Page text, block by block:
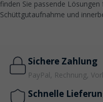
finden Sie passende
Schüttgutaufnahme und
Sichere Zahlung
PayPal, Rechnung,
Schnelle